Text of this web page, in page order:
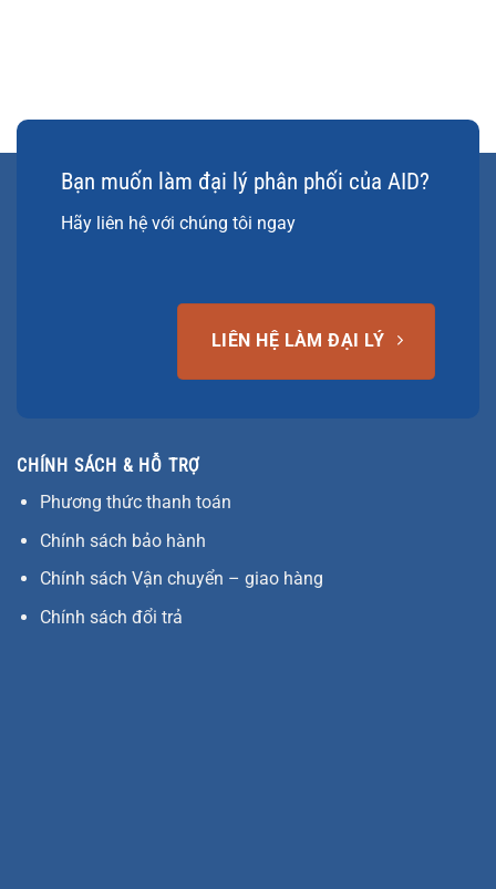
Bạn muốn làm đại lý phân phối của AID?
Hãy liên hệ với chúng tôi ngay
LIÊN HỆ LÀM ĐẠI LÝ
CHÍNH SÁCH & HỖ TRỢ
Phương thức thanh toán
Chính sách bảo hành
Chính sách Vận chuyển – giao hàng
Chính sách đổi trả